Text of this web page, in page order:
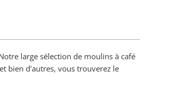
large sélection de moulins à café
bien d'autres, vous trouverez le